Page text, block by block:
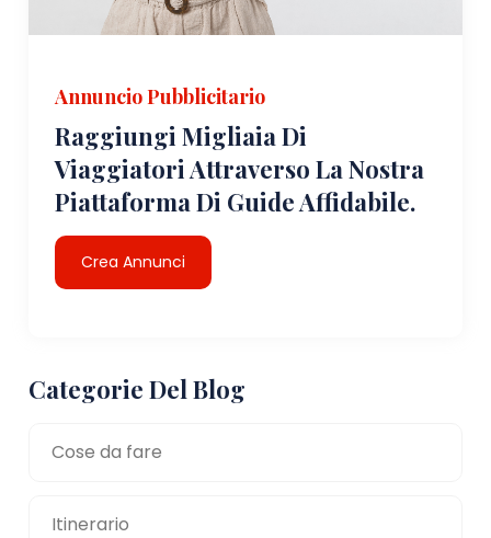
Annuncio Pubblicitario
Raggiungi Migliaia Di
Viaggiatori Attraverso La Nostra
Piattaforma Di Guide Affidabile.
Crea Annunci
Categorie Del Blog
Cose da fare
Itinerario